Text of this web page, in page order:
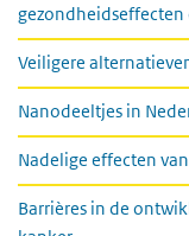
Veiligere
Nanodeeltjes in
Nadelige effecten
Barrières in de